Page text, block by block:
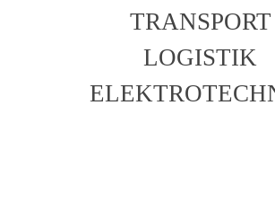
TRANSPORT
LOGISTIK